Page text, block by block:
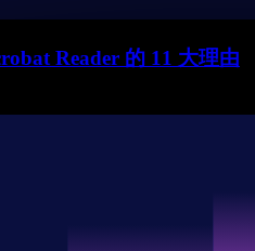
Reader 的 11 大理由